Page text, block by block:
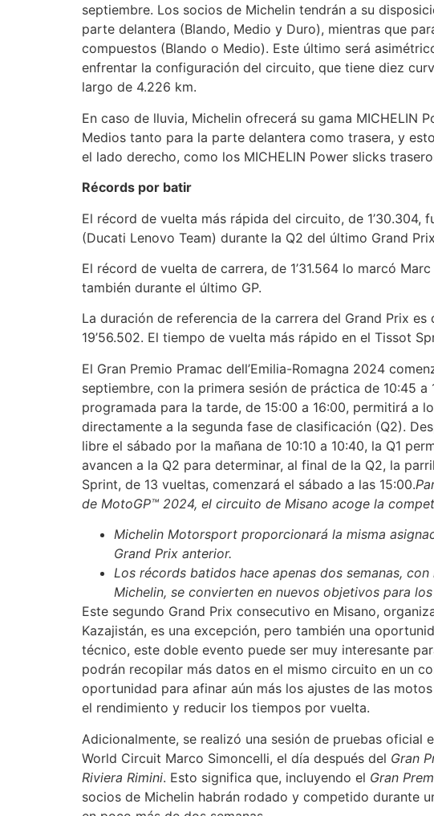
septiembre. Los socios de Michelin tendrán a su
parte delantera (Blando, Medio y Duro), mientras que
compuestos (Blando o Medio). Este último será
enfrentar la configuración del circuito, que tiene diez
largo de 4.226 km.
En caso de lluvia, Michelin ofrecerá su gama MICHELIN
Medios tanto para la parte delantera como trasera, y
el lado derecho, como los MICHELIN Power slicks
Récords por batir
El récord de vuelta más rápida del circuito, de 1’30.304,
(Ducati Lenovo Team) durante la Q2 del último Grand
El récord de vuelta de carrera, de 1’31.564 lo marcó
también durante el último GP.
La duración de referencia de la carrera del Grand Prix es
19’56.502. El tiempo de vuelta más rápido en el Tissot
El Gran Premio Pramac dell’Emilia-Romagna 2024
septiembre, con la primera sesión de práctica de 10:45 a
programada para la tarde, de 15:00 a 16:00, permitirá a
directamente a la segunda fase de clasificación (Q2).
libre el sábado por la mañana de 10:10 a 10:40, la Q1
avancen a la Q2 para determinar, al final de la Q2, la
Sprint, de 13 vueltas, comenzará el sábado a las 15:00.
de MotoGP™ 2024, el circuito de Misano acoge la
Michelin Motorsport proporcionará la misma
Grand Prix anterior.
Los récords batidos hace apenas dos semanas,
Michelin, se convierten en nuevos objetivos para
Este segundo Grand Prix consecutivo en Misano,
Kazajistán, es una excepción, pero también una
técnico, este doble evento puede ser muy interesante
podrán recopilar más datos en el mismo circuito en un
oportunidad para afinar aún más los ajustes de las
el rendimiento y reducir los tiempos por vuelta.
Adicionalmente, se realizó una sesión de pruebas oficial
World Circuit Marco Simoncelli, el día después del Gran
Riviera Rimini. Esto significa que, incluyendo el Gran
socios de Michelin habrán rodado y competido durante